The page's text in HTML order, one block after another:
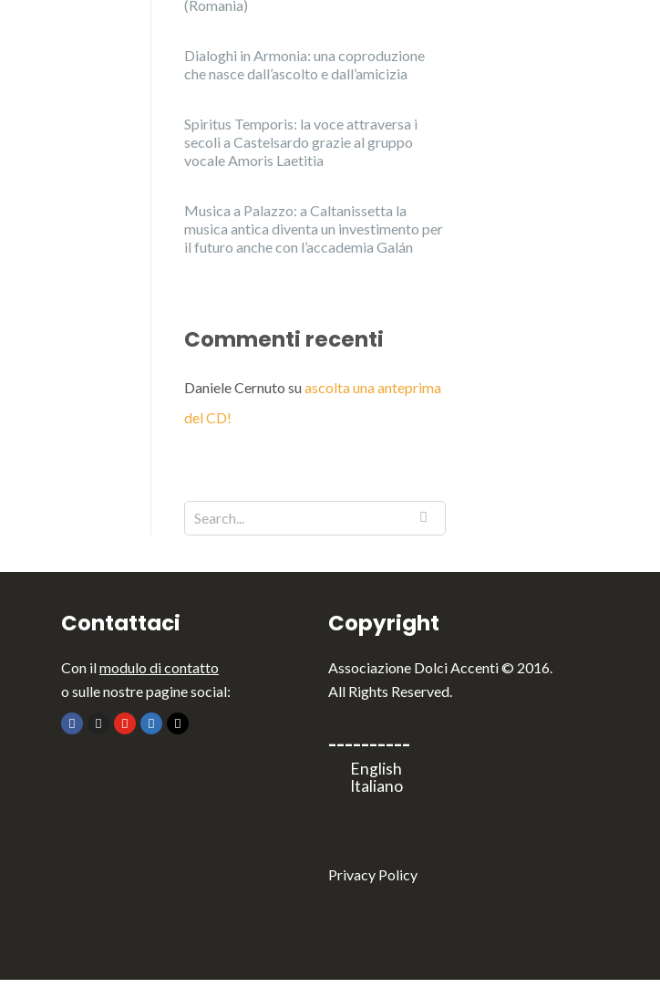
(Romania)
Dialoghi in Armonia: una coproduzione
che nasce dall’ascolto e dall’amicizia
Spiritus Temporis: la voce attraversa i
secoli a Castelsardo grazie al gruppo
vocale Amoris Laetitia
Musica a Palazzo: a Caltanissetta la
musica antica diventa un investimento per
il futuro anche con l’accademia Galán
Commenti recenti
Daniele Cernuto suascolta una anteprima
del CD!
Contattaci
Con ilmodulo di contatto
o sulle nostre pagine social:
Copyright
Associazione Dolci Accenti © 2016.
All Rights Reserved.
----------
Italiano
Privacy Policy